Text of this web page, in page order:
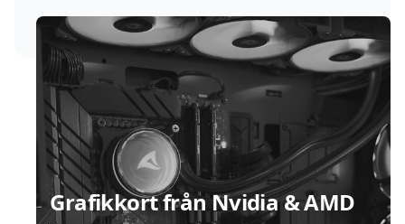
Grafikkort från Nvidia & AMD